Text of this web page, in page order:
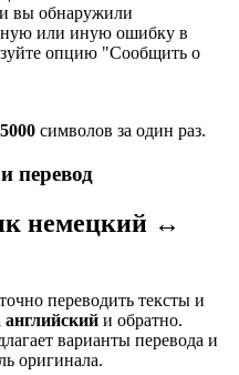
вы обнаружили
или иную ошибку в
опцию "Сообщить о
5000 символов за один раз.
перевод
немецкий ↔
переводить тексты и
английский и обратно.
варианты перевода и
оригинала.